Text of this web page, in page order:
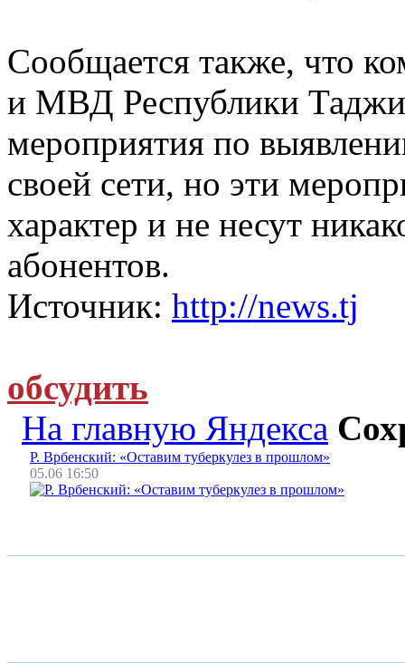
Сообщается также, что
и МВД Республики
мероприятия по
своей сети, но эти
характер и не несут
абонентов.
Источник: http://news.tj
обсудить
На главную Яндекса
Р. Врбенский: «Оставим туберкулез в прошлом»
05.06 16:50